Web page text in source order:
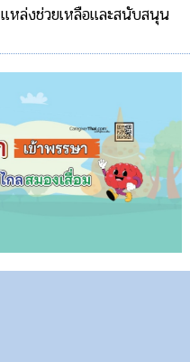
แหล่งช่วยเหลือและสนับสนุน